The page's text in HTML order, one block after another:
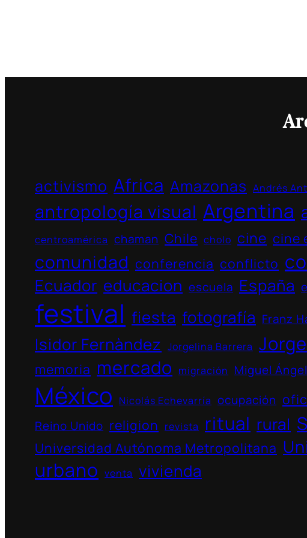
activismo Africa Amazonas Andrés
antropología visual Argentina
centroamérica chaman Chile cholo cine cine
comunidad conferencia conflicto
Ecuador educacion escuela España
festival fiesta fotografía Franz
Isidor Fernàndez Jorgelina Barrera
memoria mercado migración Miguel
México Nicolás Echevarría ocupación
Reino Unido religion revista ritual rural
Universidad Autónoma Metropolitana
urbano venta vivienda